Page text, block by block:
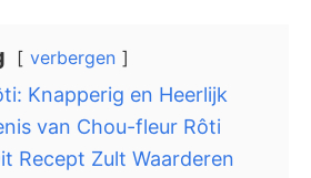
verbergen
Knapperig en Heerlijk
van Chou-fleur Rôti
Recept Zult Waarderen